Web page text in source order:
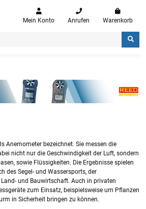
Mein Konto Anrufen Warenkorb
Anemometer bezeichnet. Sie messen die
nicht nur die Geschwindigkeit der Luft, sondern
sowie Flüssigkeiten. Die Ergebnisse spielen
des Segel- und Wassersports, der
und Bauwirtschaft. Auch in privaten
zum Einsatz, beispielsweise um Pflanzen
in Sicherheit bringen zu können.